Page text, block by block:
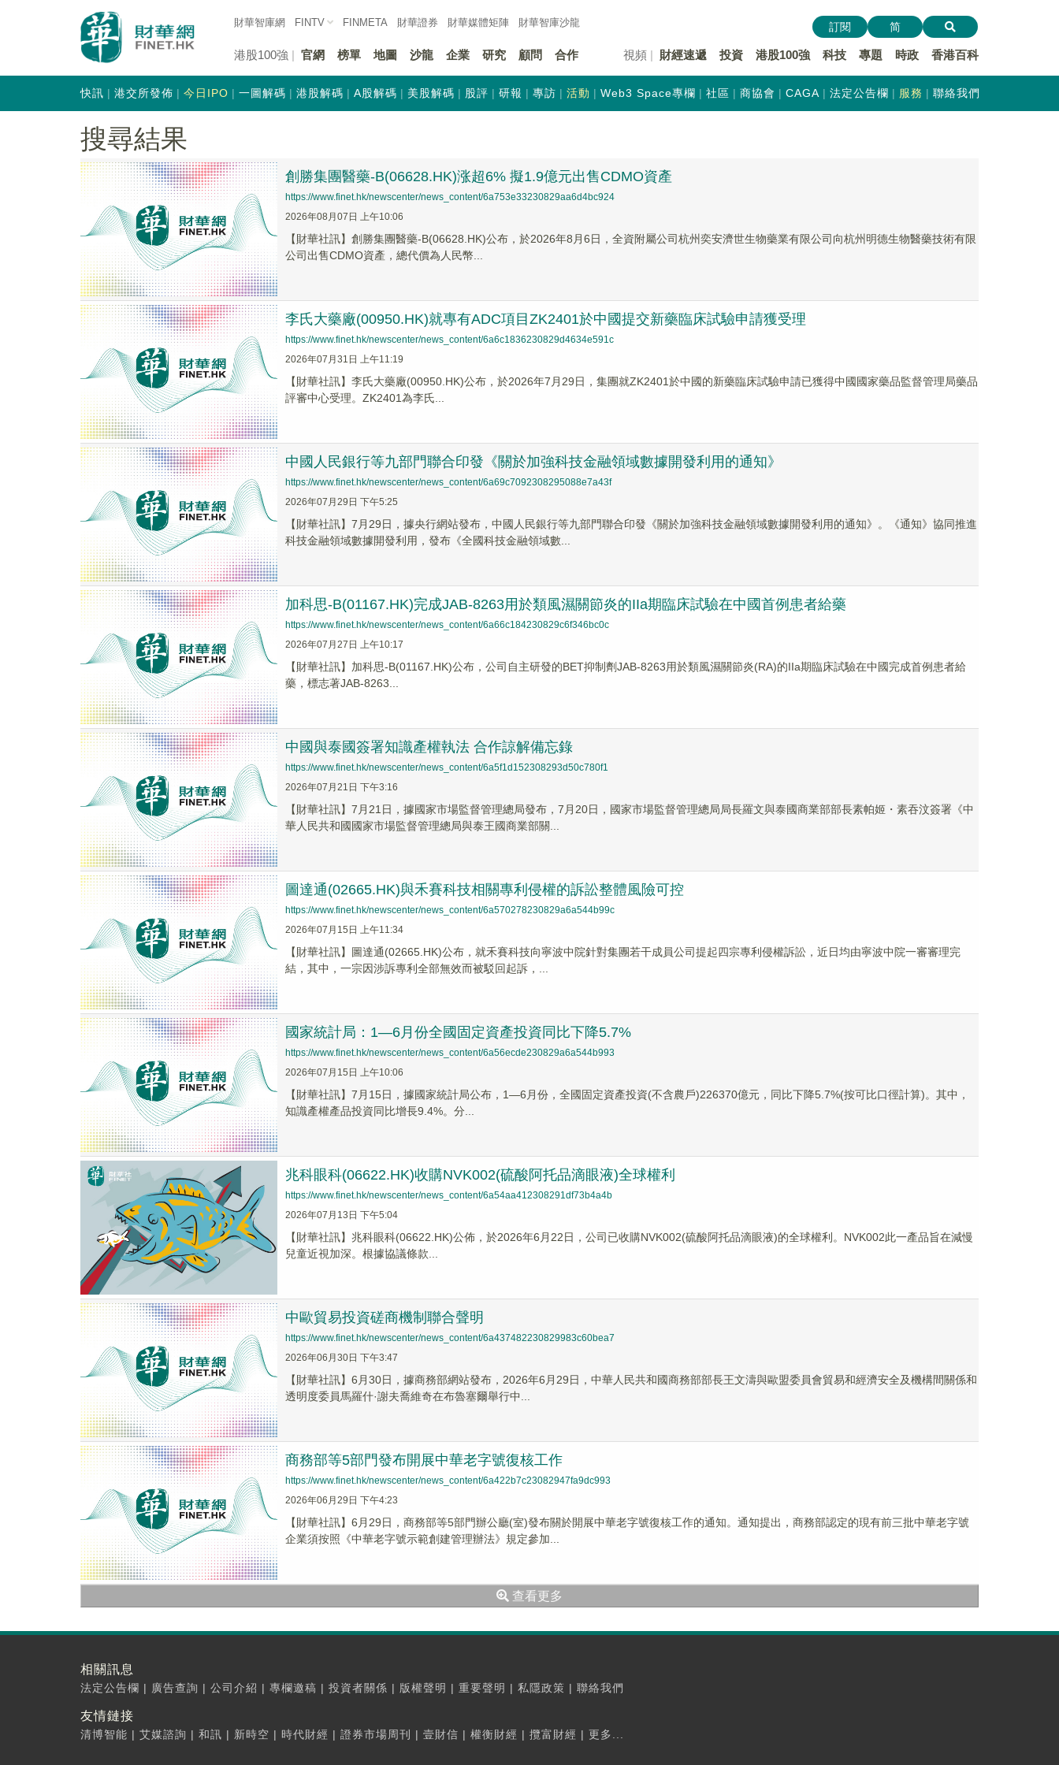
財華智庫網 FINTV FINMETA 財華證券 財華媒體矩陣 財華智庫沙龍
港股100強 官網 榜單 地圖 沙龍 企業 研究 顧問 合作 視頻 財經速遞 投資 港股100強 科技 專題 時政 香港百科
訂閱 简
快訊 港交所發佈 今日IPO 一圖解碼 港股解碼 A股解碼 美股解碼 股評 研報 專訪 活動 Web3 Space專欄 社區 商協會 CAGA 法定公告欄 服務 聯絡我們
搜尋結果
創勝集團醫藥-B(06628.HK)涨超6% 擬1.9億元出售CDMO資產
https://www.finet.hk/newscenter/news_content/6a753e33230829aa6d4bc924
2026年08月07日 上午10:06
【財華社訊】創勝集團醫藥-B(06628.HK)公布，於2026年8月6日，全資附屬公司杭州奕安濟世生物藥業有限公司向杭州明德生物醫藥技術有限
公司出售CDMO資產，總代價為人民幣...
李氏大藥廠(00950.HK)就專有ADC項目ZK2401於中國提交新藥臨床試驗申請獲受理
https://www.finet.hk/newscenter/news_content/6a6c1836230829d4634e591c
2026年07月31日 上午11:19
【財華社訊】李氏大藥廠(00950.HK)公布，於2026年7月29日，集團就ZK2401於中國的新藥臨床試驗申請已獲得中國國家藥品監督管理局藥品
評審中心受理。ZK2401為李氏...
中國人民銀行等九部門聯合印發《關於加強科技金融領域數據開發利用的通知》
https://www.finet.hk/newscenter/news_content/6a69c7092308295088e7a43f
2026年07月29日 下午5:25
【財華社訊】7月29日，據央行網站發布，中國人民銀行等九部門聯合印發《關於加強科技金融領域數據開發利用的通知》。《通知》協同推進
科技金融領域數據開發利用，發布《全國科技金融領域數...
加科思-B(01167.HK)完成JAB-8263用於類風濕關節炎的IIa期臨床試驗在中國首例患者給藥
https://www.finet.hk/newscenter/news_content/6a66c184230829c6f346bc0c
2026年07月27日 上午10:17
【財華社訊】加科思-B(01167.HK)公布，公司自主研發的BET抑制劑JAB-8263用於類風濕關節炎(RA)的IIa期臨床試驗在中國完成首例患者給
藥，標志著JAB-8263...
中國與泰國簽署知識產權執法 合作諒解備忘錄
https://www.finet.hk/newscenter/news_content/6a5f1d152308293d50c780f1
2026年07月21日 下午3:16
【財華社訊】7月21日，據國家市場監督管理總局發布，7月20日，國家市場監督管理總局局長羅文與泰國商業部部長素帕姬・素吞汶簽署《中
華人民共和國國家市場監督管理總局與泰王國商業部關...
圖達通(02665.HK)與禾賽科技相關專利侵權的訴訟整體風險可控
https://www.finet.hk/newscenter/news_content/6a570278230829a6a544b99c
2026年07月15日 上午11:34
【財華社訊】圖達通(02665.HK)公布，就禾賽科技向寧波中院針對集團若干成員公司提起四宗專利侵權訴訟，近日均由寧波中院一審審理完
結，其中，一宗因涉訴專利全部無效而被駁回起訴，...
國家統計局：1—6月份全國固定資產投資同比下降5.7%
https://www.finet.hk/newscenter/news_content/6a56ecde230829a6a544b993
2026年07月15日 上午10:06
【財華社訊】7月15日，據國家統計局公布，1—6月份，全國固定資產投資(不含農戶)226370億元，同比下降5.7%(按可比口徑計算)。其中，
知識產權產品投資同比增長9.4%。分...
兆科眼科(06622.HK)收購NVK002(硫酸阿托品滴眼液)全球權利
https://www.finet.hk/newscenter/news_content/6a54aa412308291df73b4a4b
2026年07月13日 下午5:04
【財華社訊】兆科眼科(06622.HK)公佈，於2026年6月22日，公司已收購NVK002(硫酸阿托品滴眼液)的全球權利。NVK002此一產品旨在減慢
兒童近視加深。根據協議條款...
中歐貿易投資磋商機制聯合聲明
https://www.finet.hk/newscenter/news_content/6a437482230829983c60bea7
2026年06月30日 下午3:47
【財華社訊】6月30日，據商務部網站發布，2026年6月29日，中華人民共和國商務部部長王文濤與歐盟委員會貿易和經濟安全及機構間關係和
透明度委員馬羅什·謝夫喬維奇在布魯塞爾舉行中...
商務部等5部門發布開展中華老字號復核工作
https://www.finet.hk/newscenter/news_content/6a422b7c23082947fa9dc993
2026年06月29日 下午4:23
【財華社訊】6月29日，商務部等5部門辦公廳(室)發布關於開展中華老字號復核工作的通知。通知提出，商務部認定的現有前三批中華老字號
企業須按照《中華老字號示範創建管理辦法》規定參加...
查看更多
相關訊息
法定公告欄 | 廣告查詢 | 公司介紹 | 專欄邀稿 | 投資者關係 | 版權聲明 | 重要聲明 | 私隱政策 | 聯絡我們
友情鏈接
清博智能 | 艾媒諮詢 | 和訊 | 新時空 | 時代財經 | 證券市場周刊 | 壹財信 | 權衡財經 | 攬富財經 | 更多...